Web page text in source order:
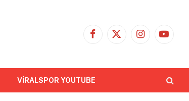
Facebook
X
Instagram
VİRALSPOR YOUTUBE